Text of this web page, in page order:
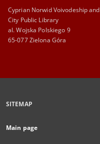
Cyprian Norwid Voivodeship and
City Public Library
al. Wojska Polskiego 9
65-077 Zielona Góra
SITEMAP
Main page